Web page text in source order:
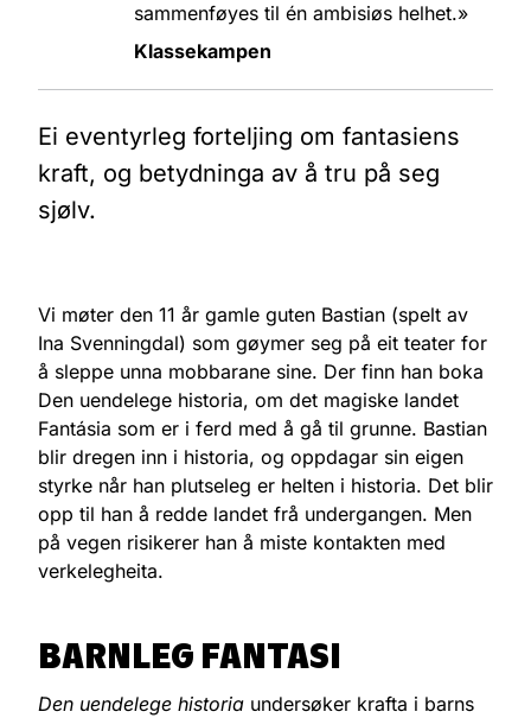
sammenføyes til én ambisiøs helhet.»
Klassekampen
Ei eventyrleg forteljing om fantasiens
kraft, og betydninga av å tru på seg
sjølv.
Vi møter den 11 år gamle guten Bastian (spelt av
Ina Svenningdal) som gøymer seg på eit teater for
å sleppe unna mobbarane sine. Der finn han boka
Den uendelege historia, om det magiske landet
Fantásia som er i ferd med å gå til grunne. Bastian
blir dregen inn i historia, og oppdagar sin eigen
styrke når han plutseleg er helten i historia. Det blir
opp til han å redde landet frå undergangen. Men
på vegen risikerer han å miste kontakten med
verkelegheita.
BARNLEG FANTASI
Den uendelege historia undersøker krafta i barns